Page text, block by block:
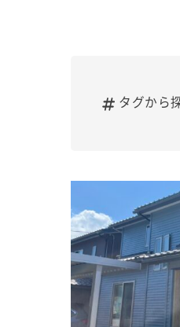
タグから